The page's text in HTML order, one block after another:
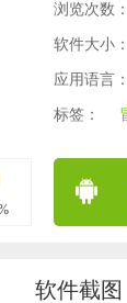
浏览次数
软件大小：
应用语言
标签：
软件截图